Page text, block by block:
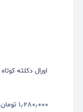
اورال دکلته کوتاه
۱٫۲۸۰٫۰۰۰ تومان